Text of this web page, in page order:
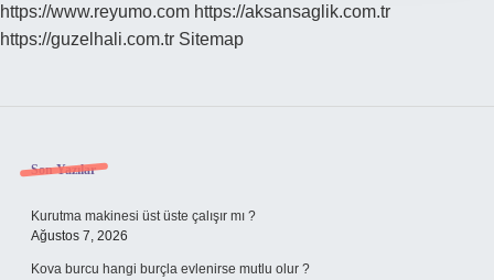
https://www.reyumo.com https://aksansaglik.com.tr
https://guzelhali.com.tr Sitemap
Sidebar
Son Yazılar
Kurutma makinesi üst üste çalışır mı ?
Ağustos 7, 2026
Kova burcu hangi burçla evlenirse mutlu olur ?